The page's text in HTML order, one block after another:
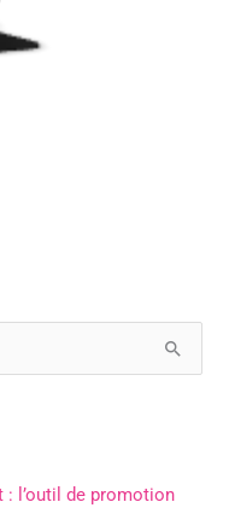
: l’outil de promotion